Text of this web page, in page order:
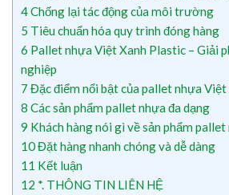
4Chống lại tác động của môi trường
5 Tiêu chuẩn hóa quy trình đóng hàng
6 Pallet nhựa Việt Xanh Plastic – Giải
nghiệp
7 Đặc điểm nổi bật của pallet nhựa Việt
8 Các sản phẩm pallet nhựa đa dạng
9 Khách hàng nói gì về sản phẩm
10Đặt hàng nhanh chóng và dễ dàng
11 Kết luận
12 *. THÔNG TIN LIÊN HỆ